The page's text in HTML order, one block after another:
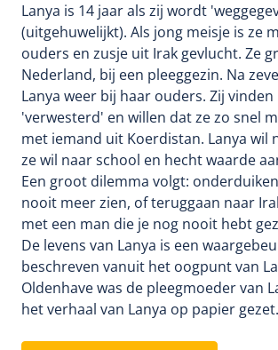
Lanya is 14 jaar als zij wordt
(uitgehuwelijkt). Als jong meisje is ze
ouders en zusje uit Irak gevlucht. Ze
Nederland, bij een pleeggezin. Na
Lanya weer bij haar ouders. Zij vinden
'verwesterd' en willen dat ze zo snel
met iemand uit Koerdistan. Lanya wil
ze wil naar school en hecht waarde
Een groot dilemma volgt:
nooit meer zien, of teruggaan naar
met een man die je nog nooit hebt
De levens van Lanya is een
beschreven vanuit het oogpunt van
Oldenhave was de pleegmoeder van
het verhaal van Lanya op papier gezet.